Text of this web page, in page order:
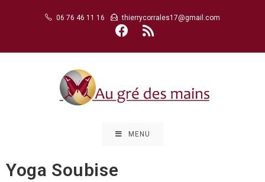
06 76 46 11 16 thierrycorrales17@gmail.com
MENU
Yoga Soubise